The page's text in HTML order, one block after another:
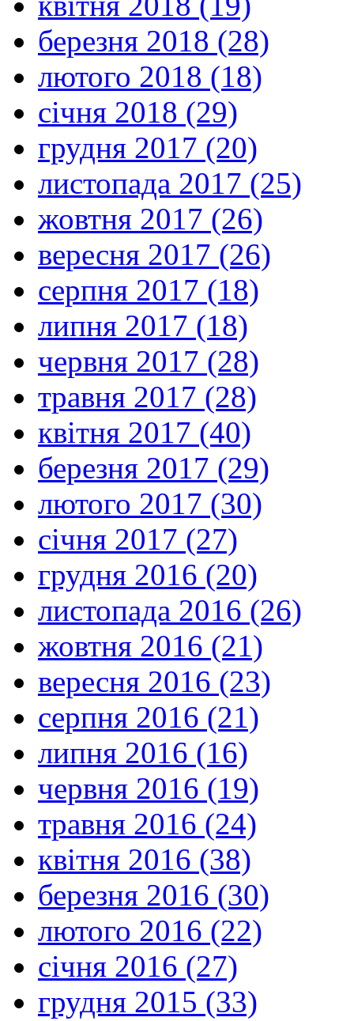
березня 2018 (28)
лютого 2018 (18)
січня 2018 (29)
грудня 2017 (20)
листопада 2017 (25)
жовтня 2017 (26)
вересня 2017 (26)
серпня 2017 (18)
липня 2017 (18)
червня 2017 (28)
травня 2017 (28)
квітня 2017 (40)
березня 2017 (29)
лютого 2017 (30)
січня 2017 (27)
грудня 2016 (20)
листопада 2016 (26)
жовтня 2016 (21)
вересня 2016 (23)
серпня 2016 (21)
липня 2016 (16)
червня 2016 (19)
травня 2016 (24)
квітня 2016 (38)
березня 2016 (30)
лютого 2016 (22)
січня 2016 (27)
грудня 2015 (33)